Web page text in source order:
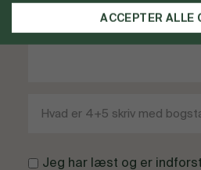
Jeg har læst og er
ACCEPTER ALLE